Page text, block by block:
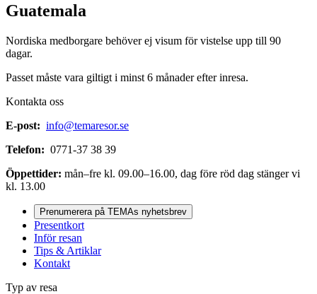
Guatemala
Nordiska medborgare behöver ej visum för vistelse upp till 90
dagar.
Passet måste vara giltigt i minst 6 månader efter inresa.
Kontakta oss
E-post: info@temaresor.se
Telefon: 0771-37 38 39
Öppettider: mån–fre kl. 09.00–16.00, dag före röd dag stänger vi
kl. 13.00
Prenumerera på TEMAs nyhetsbrev
Presentkort
Inför resan
Tips & Artiklar
Kontakt
Typ av resa